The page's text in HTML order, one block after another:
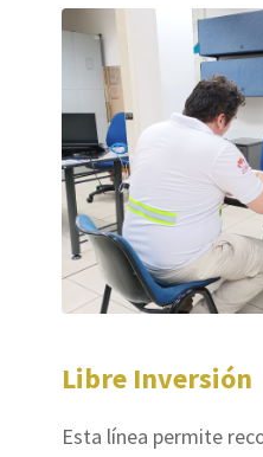
Libre Inversión
Esta línea permite